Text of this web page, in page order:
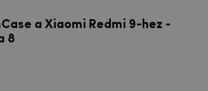
a Xiaomi Redmi 9-hez -
8